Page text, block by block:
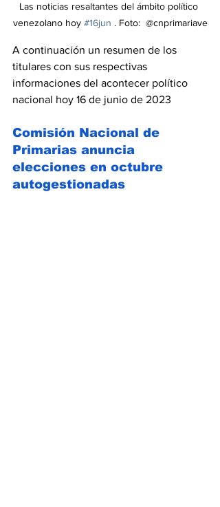
Las noticias resaltantes del ámbito político
venezolano hoy #16jun . Foto:  @cnprimariave
A continuación un resumen de los
titulares con sus respectivas
informaciones del acontecer político
nacional hoy 16 de junio de 2023
Comisión Nacional de
Primarias anuncia
elecciones en octubre
autogestionadas